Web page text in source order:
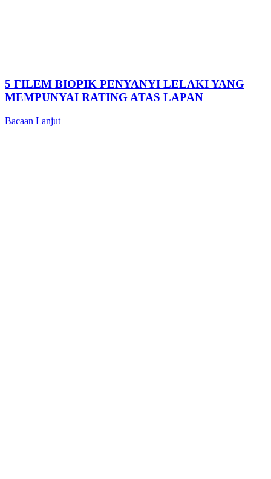
5 FILEM BIOPIK PENYANYI LELAKI YANG
MEMPUNYAI RATING ATAS LAPAN
Bacaan Lanjut